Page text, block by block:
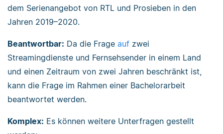
dem Serienangebot von RTL und Prosieben in den
Jahren 2019–2020.
Beantwortbar: Da die Frage auf zwei
Streamingdienste und Fernsehsender in einem Land
und einen Zeitraum von zwei Jahren beschränkt ist,
kann die Frage im Rahmen einer Bachelorarbeit
beantwortet werden.
Komplex: Es können weitere Unterfragen gestellt